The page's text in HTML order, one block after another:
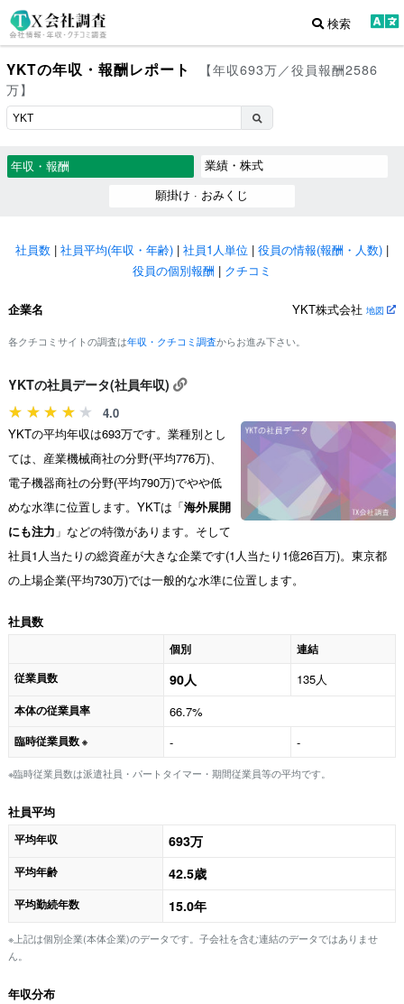
検索
YKTの年収・報酬レポート
【年収693万／役員報酬2586
万】
年収・報酬
業績・株式
願掛け · おみくじ
社員数 | 社員平均(年収・年齢) | 社員1人単位 | 役員の情報(報酬・人数) |
役員の個別報酬 | クチコミ
企業名 YKT株式会社 地図
各クチコミサイトの調査は年収・クチコミ調査からお進み下さい。
YKTの社員データ(社員年収)
4.0
YKTの平均年収は693万です。業種別とし
ては、産業機械商社の分野(平均776万)、
電子機器商社の分野(平均790万)でやや低
めな水準に位置します。YKTは「海外展開
にも注力 」などの特徴があります。そして
社員1人当たりの総資産が大きな企業です(1人当たり1億26百万)。東京都
の上場企業(平均730万)では一般的な水準に位置します。
社員数
個別
連結
従業員数
90人 135人
本体の従業員率 66.7%
臨時従業員数 ※ - -
※臨時従業員数は派遣社員・パートタイマー・期間従業員等の平均です。
社員平均
平均年収 693万
平均年齢 42.5歳
平均勤続年数 15.0年
※上記は個別企業(本体企業)のデータです。子会社を含む連結のデータではありませ
ん。
年収分布